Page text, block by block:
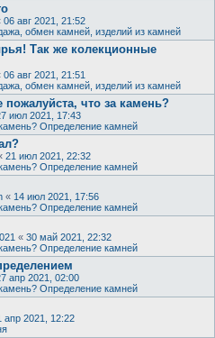
06 авг 2021, 21:52
обмен камней, изделий из камней
Так же колекционные
06 авг 2021, 21:51
обмен камней, изделий из камней
пожалуйста, что за камень?
июл 2021, 17:43
Определение камней
21 июл 2021, 22:32
Определение камней
« 14 июл 2021, 17:56
Определение камней
« 30 май 2021, 22:32
Определение камней
апр 2021, 02:00
Определение камней
апр 2021, 12:22